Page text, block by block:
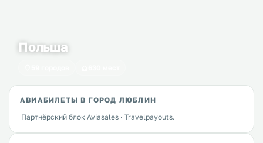
Польша
АВИАБИЛЕТЫ В ГОРОД ЛЮБЛИН
Партнёрский блок Aviasales · Travelpayouts.